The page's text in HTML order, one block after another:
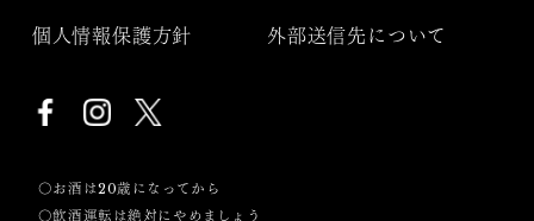
個人情報保護方針 外部送信先について
〇お酒は20歳になってから
〇飲酒運転は絶対にやめましょう